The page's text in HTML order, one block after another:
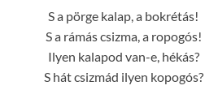
S a pörge kalap, a bokrétás!
S a rámás csizma, a ropogós!
Ilyen kalapod van-e, hékás?
S hát csizmád ilyen kopogós?